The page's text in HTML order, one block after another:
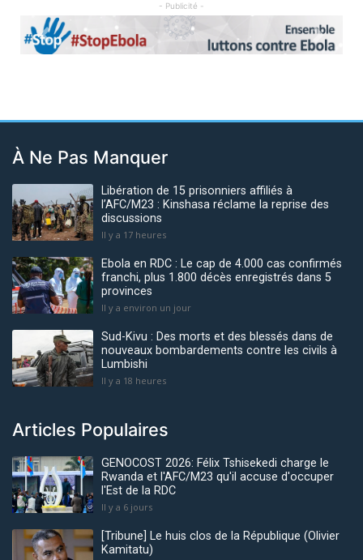
- Publicité -
Previous Next
À Ne Pas Manquer
Libération de 15 prisonniers affiliés à
l’AFC/M23 : Kinshasa réclame la reprise des
discussions
Il y a 17 heures
Ebola en RDC : Le cap de 4.000 cas confirmés
franchi, plus 1.800 décès enregistrés dans 5
provinces
Il y a environ un jour
Sud-Kivu : Des morts et des blessés dans de
nouveaux bombardements contre les civils à
Lumbishi
Il y a 18 heures
Articles Populaires
GENOCOST 2026: Félix Tshisekedi charge le
Rwanda et l'AFC/M23 qu'il accuse d'occuper
l'Est de la RDC
Il y a 6 jours
[Tribune] Le huis clos de la République (Olivier
Kamitatu)